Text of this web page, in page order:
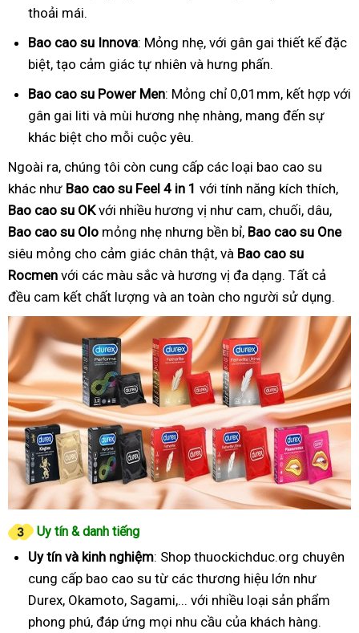
thoải mái.
Bao cao su Innova: Mỏng nhẹ, với gân gai thiết kế đặc
biệt, tạo cảm giác tự nhiên và hưng phấn.
Bao cao su Power Men: Mỏng chỉ 0,01mm, kết hợp với
gân gai liti và mùi hương nhẹ nhàng, mang đến sự
khác biệt cho mỗi cuộc yêu.
Ngoài ra, chúng tôi còn cung cấp các loại bao cao su
khác như Bao cao su Feel 4 in 1 với tính năng kích thích,
Bao cao su OKvới nhiều hương vị như cam, chuối, dâu,
Bao cao su Olo mỏng nhẹ nhưng bền bỉ, Bao cao su One
siêu mỏng cho cảm giác chân thật, và Bao cao su
Rocmen với các màu sắc và hương vị đa dạng. Tất cả
đều cam kết chất lượng và an toàn cho người sử dụng.
Uy tín & danh tiếng
Uy tín và kinh nghiệm: Shop thuockichduc.org chuyên
cung cấp bao cao su từ các thương hiệu lớn như
Durex, Okamoto, Sagami,... với nhiều loại sản phẩm
phong phú, đáp ứng mọi nhu cầu của khách hàng.